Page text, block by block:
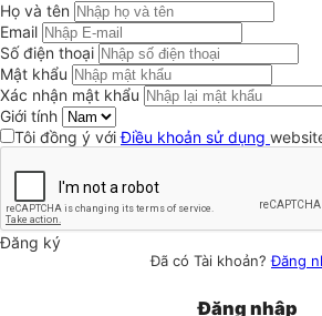
Họ và tên
Email
Số điện thoại
Mật khẩu
Xác nhận mật khẩu
Giới tính
Tôi đồng ý vớiĐiều khoản sử dụng
Đăng ký
Đã có Tài khoản?Đăng
Đăng nhập